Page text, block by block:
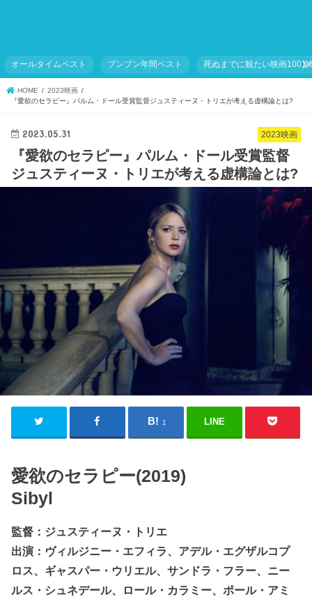
オールタイムベスト ブンブン年間ベスト 死ぬまでに観たい映画1001
HOME
2023映画
『愛欲のセラピー』パルム・ドール受賞監督ジュスティーヌ・トリエが考える虚構論とは?
2023映画
2023.05.31
『愛欲のセラピー』パルム・ドール受賞監督
ジュスティーヌ・トリエが考える虚構論とは?
1 LINE
愛欲のセラピー(2019)
Sibyl
監督：ジュスティーヌ・トリエ
出演：ヴィルジニー・エフィラ、アデル・エグザルコプ
ロス、ギャスパー・ウリエル、サンドラ・フラー、ニー
ルス・シュネデール、ロール・カラミー、ポール・アミ